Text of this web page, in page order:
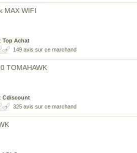
MAX WIFI
Top Achat
149 avis sur ce marchand
TOMAHAWK
Cdiscount
325 avis sur ce marchand